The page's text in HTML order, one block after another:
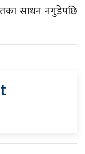
साधन नगुडेपछि